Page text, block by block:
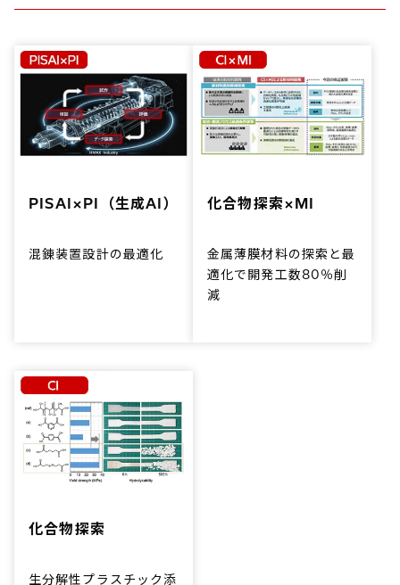
PISAI×PI（生成AI）
混錬装置設計の最適化
化合物探索×MI
金属薄膜材料の探索と最
適化で開発工数80％削
減
化合物探索
生分解性プラスチック添